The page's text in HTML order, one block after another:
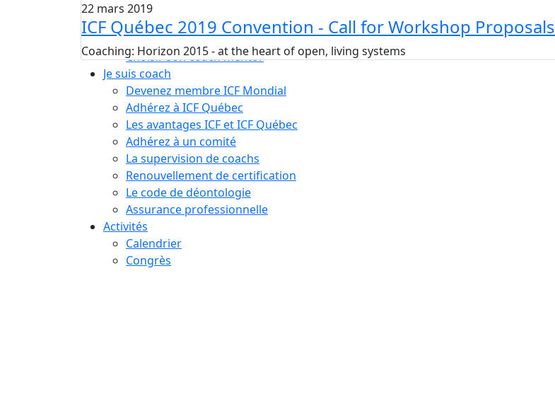
Compétences essentielles
La formation
Le processus de certification
Choisir son coach mentor
Je suis coach
Devenez membre ICF Mondial
Adhérez à ICF Québec
Les avantages ICF et ICF Québec
Adhérez à un comité
La supervision de coachs
Renouvellement de certification
Le code de déontologie
Assurance professionnelle
Activités
Calendrier
Congrès
22 mars 2019
ICF Québec 2019 Convention - Call for Workshop Proposals
Coaching: Horizon 2015 - at the heart of open, living systems